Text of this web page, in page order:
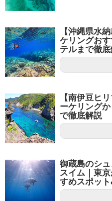
【沖縄県水
ケリングお
テルまで徹
【南伊豆ヒ
ーケリング
で徹底解説
御蔵島のシ
スイム｜東
すめスポッ